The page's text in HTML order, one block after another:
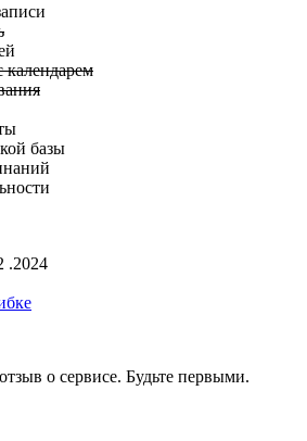
календарем
базы
.2024
о сервисе. Будьте первыми.